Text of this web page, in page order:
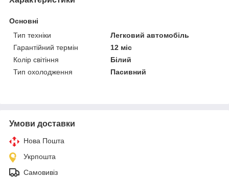
Основні
Тип техніки
Легковий автомобіль
Гарантійний термін
12 міс
Колір світіння
Білий
Тип охолодження
Пасивний
Умови доставки
Нова Пошта
Укрпошта
Самовивіз